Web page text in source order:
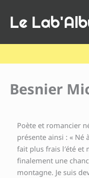
contenu
Le
Besnier
Poète et romancier
présente ainsi : « Né
fait plus frais l′été et
finalement une
montagne. Je suis